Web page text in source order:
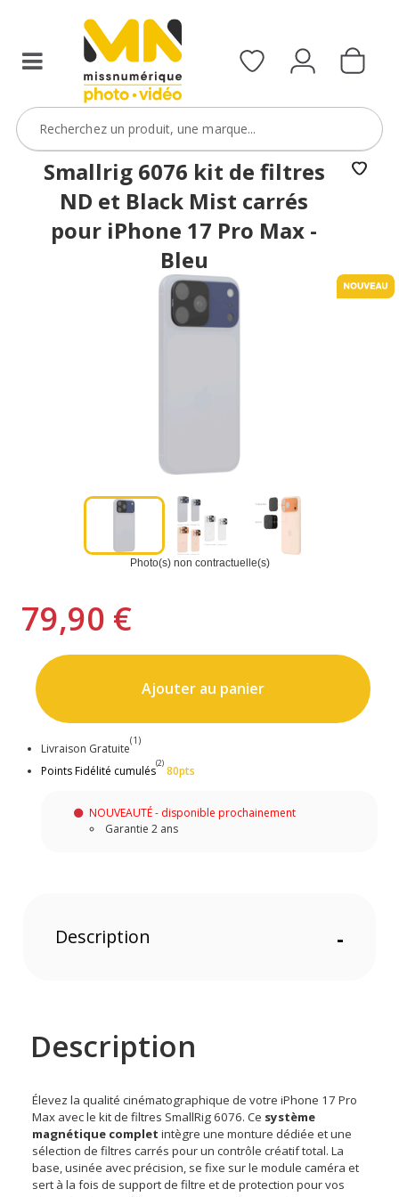
Smallrig 6076 kit de filtres
ND et Black Mist carrés
pour iPhone 17 Pro Max -
Bleu
Photo(s) non contractuelle(s)
79,90 €
Ajouter au panier
Livraison Gratuite
(1)
Points Fidélité cumulés
(2)
80pts
NOUVEAUTÉ - disponible prochainement
Garantie 2 ans
Description -
Description
Élevez la qualité cinématographique de votre iPhone 17 Pro
Max avec le kit de filtres SmallRig 6076. Ce système
magnétique complet intègre une monture dédiée et une
sélection de filtres carrés pour un contrôle créatif total. La
base, usinée avec précision, se fixe sur le module caméra et
sert à la fois de support de filtre et de protection pour vos